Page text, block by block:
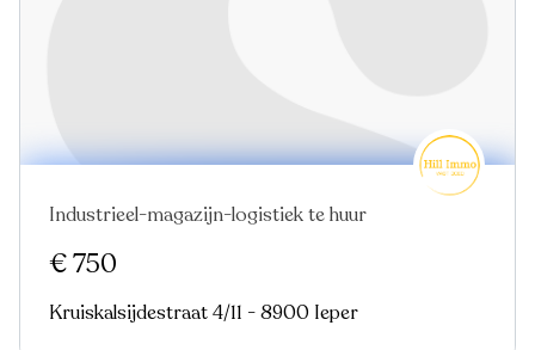
Industrieel-magazijn-logistiek te huur
€ 750
Kruiskalsijdestraat 4/11 - 8900 Ieper